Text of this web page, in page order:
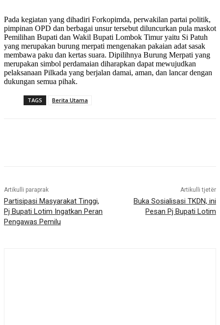
Pada kegiatan yang dihadiri Forkopimda, perwakilan partai politik,
pimpinan OPD dan berbagai unsur tersebut diluncurkan pula maskot
Pemilihan Bupati dan Wakil Bupati Lombok Timur yaitu Si Patuh
yang merupakan burung merpati mengenakan pakaian adat sasak
membawa paku dan kertas suara. Dipilihnya Burung Merpati yang
merupakan simbol perdamaian diharapkan dapat mewujudkan
pelaksanaan Pilkada yang berjalan damai, aman, dan lancar dengan
dukungan semua pihak.
TAGS Berita Utama
Artikulli paraprak
Partisipasi Masyarakat Tinggi,
Pj Bupati Lotim Ingatkan Peran
Pengawas Pemilu
Artikulli tjetër
Buka Sosialisasi TKDN, ini
Pesan Pj Bupati Lotim